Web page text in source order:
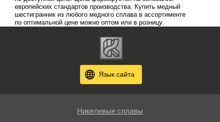
европейских стандартов производства. Купить медный
шестигранник из любого медного сплава в ассортименте
по оптимальной цене можно оптом или в розницу.
Язык сайта
Никелевые сплавы